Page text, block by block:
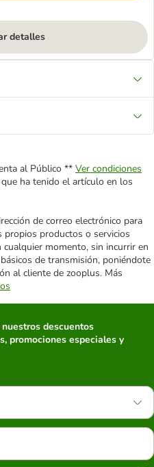
detalles
al Público ** Ver condiciones
ha tenido el artículo en los
de correo electrónico para
propios productos o servicios
momento, sin incurrir en
de transmisión, poniéndote
al cliente de zooplus. Más
nuestros descuentos
promociones especiales y